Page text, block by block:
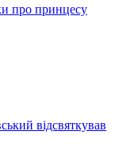
про принцесу
відсвяткував